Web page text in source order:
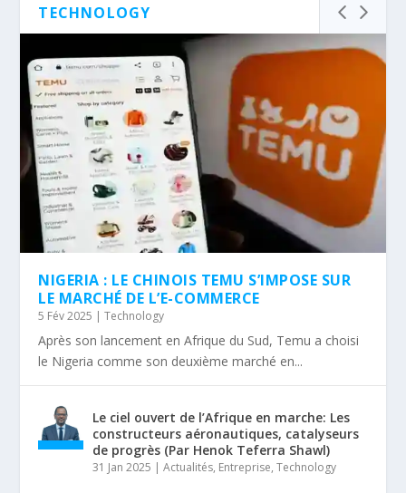
TECHNOLOGY
NIGERIA : LE CHINOIS TEMU S’IMPOSE SUR
LE MARCHÉ DE L’E-COMMERCE
5 Fév 2025 |Technology
Après son lancement en Afrique du Sud, Temu a choisi
le Nigeria comme son deuxième marché en...
Le ciel ouvert de l’Afrique en marche: Les
constructeurs aéronautiques, catalyseurs
de progrès (Par Henok Teferra Shawl)
31 Jan 2025 |Actualités, Entreprise,Technology